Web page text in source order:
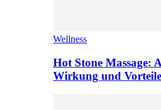
Wellness
Hot Stone Massage:
Wirkung und Vorteile